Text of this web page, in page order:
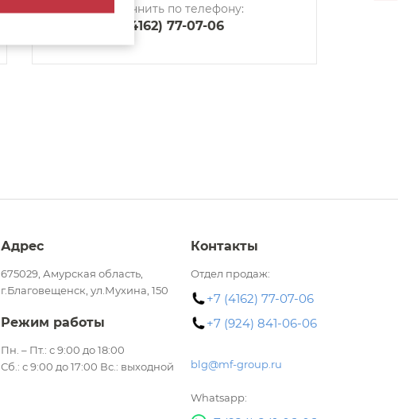
уточнить по телефону:
8 (4162) 77-07-06
Адрес
675029, Амурская область,
г.Благовещенск, ул.Мухина, 150
Режим работы
Пн. – Пт.: с 9:00 до 18:00
Сб.: с 9:00 до 17:00 Вс.: выходной
Контакты
Отдел продаж:
+7 (4162) 77-07-06
+7 (924) 841-06-06
blg@mf-group.ru
Whatsapp: